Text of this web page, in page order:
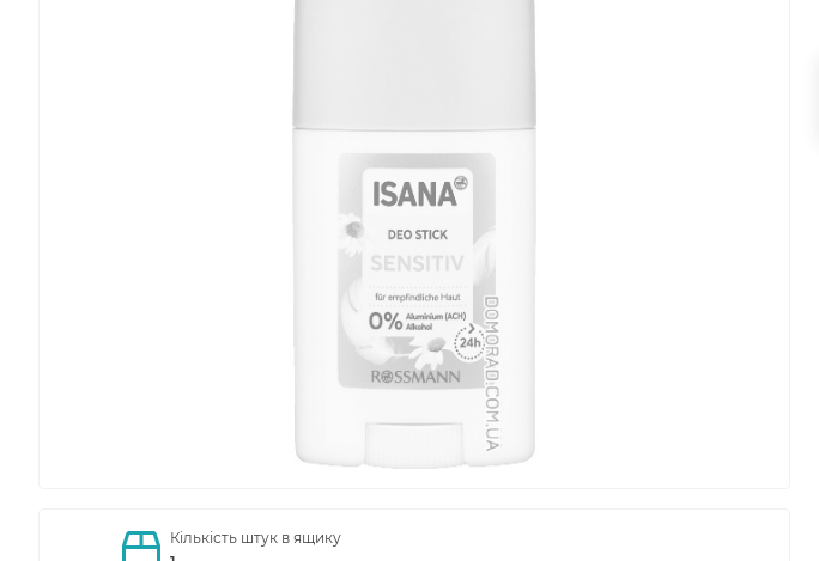
Кількість штук в ящику